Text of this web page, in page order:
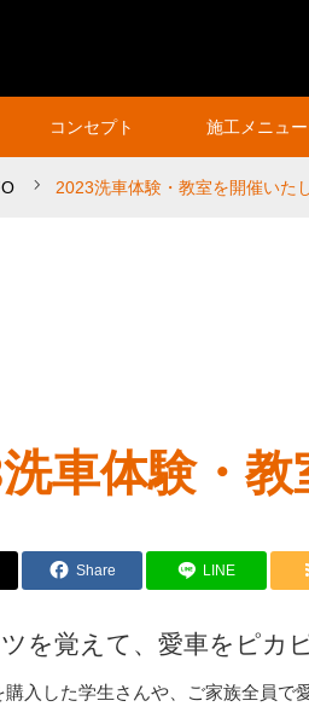
コンセプト 施工メニュー
2023洗車体験・教室を開催いた
車体験・
Share LINE
を覚えて、愛車をピカ
購入した学生さんや、ご家族全員で